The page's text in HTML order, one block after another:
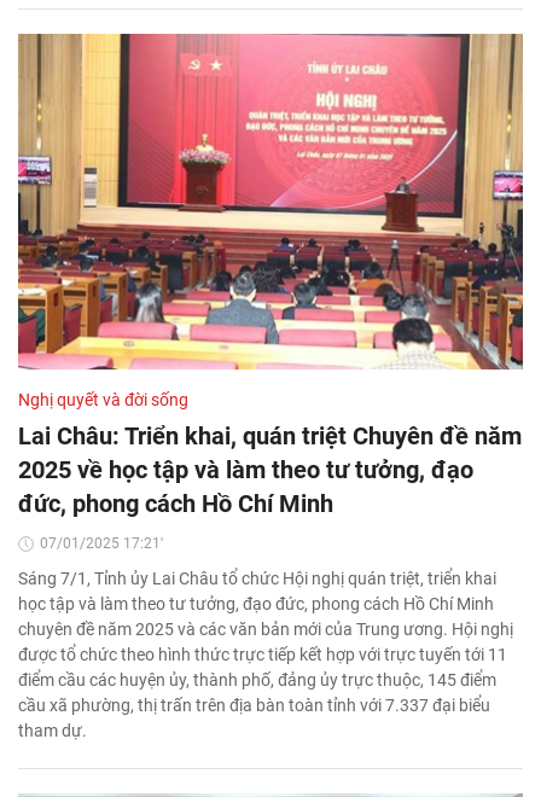
Nghị quyết và đời sống
Lai Châu: Triển khai, quán triệt Chuyên đề năm
2025 về học tập và làm theo tư tưởng, đạo
đức, phong cách Hồ Chí Minh
07/01/2025 17:21'
Sáng 7/1, Tỉnh ủy Lai Châu tổ chức Hội nghị quán triệt, triển khai
học tập và làm theo tư tưởng, đạo đức, phong cách Hồ Chí Minh
chuyên đề năm 2025 và các văn bản mới của Trung ương. Hội nghị
được tổ chức theo hình thức trực tiếp kết hợp với trực tuyến tới 11
điểm cầu các huyện ủy, thành phố, đảng ủy trực thuộc, 145 điểm
cầu xã phường, thị trấn trên địa bàn toàn tỉnh với 7.337 đại biểu
tham dự.